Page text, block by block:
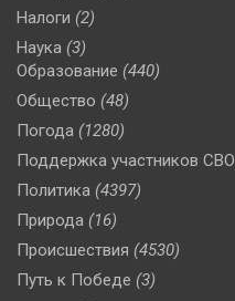
Налоги (2)
Наука (3)
Образование (440)
Общество (48)
Погода (1280)
Поддержка участников СВО
Политика (4397)
Природа (16)
Происшествия (4530)
Путь к Победе (3)